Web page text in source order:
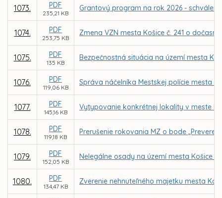
1073. PDF
235,21 KB
Grantový program na rok 2026 -
1074. PDF
253,75 KB
Zmena VZN mesta Košice č. 241 o
1075. PDF
135 KB
Bezpečnostná situácia na území mesta
1076. PDF
119,06 KB
Správa náčelníka Mestskej polície mesta
1077. PDF
145,16 KB
Vytypovanie konkrétnej lokality v meste
1078. PDF
119,18 KB
Prerušenie rokovania MZ o bode
1079. PDF
152,05 KB
Nelegálne osady na území mesta Košice
1080. PDF
134,47 KB
Zverenie nehnuteľného majetku mesta